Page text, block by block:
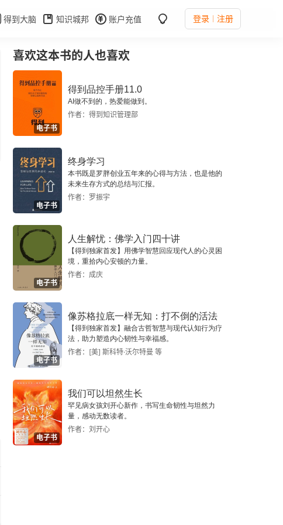
得到大脑 知识城邦 账户充值 登录 注册
喜欢这本书的人也喜欢
电子书
得到品控手册11.0
AI做不到的，热爱能做到。
作者：得到知识管理部
电子书
终身学习
本书既是罗胖创业五年来的心得与方法，也是他的
未来生存方式的总结与汇报。
作者：罗振宇
电子书
人生解忧：佛学入门四十讲
【得到独家首发】用佛学智慧回应现代人的心灵困
境，重拾内心安顿的力量。
作者：成庆
电子书
像苏格拉底一样无知：打不倒的活法
【得到独家首发】融合古哲智慧与现代认知行为疗
法，助力塑造内心韧性与幸福感。
作者：[美] 斯科特·沃尔特曼 等
电子书
我们可以坦然生长
罕见病女孩刘开心新作，书写生命韧性与坦然力
量，感动无数读者。
作者：刘开心